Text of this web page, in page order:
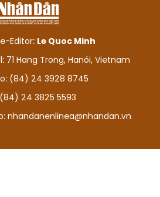
Editor: Le Quoc Minh
71 Hang Trong, Hanói, Vietnam
(84) 24 3928 8745
24 3825 5593
nhandanenlinea@nhandan.vn